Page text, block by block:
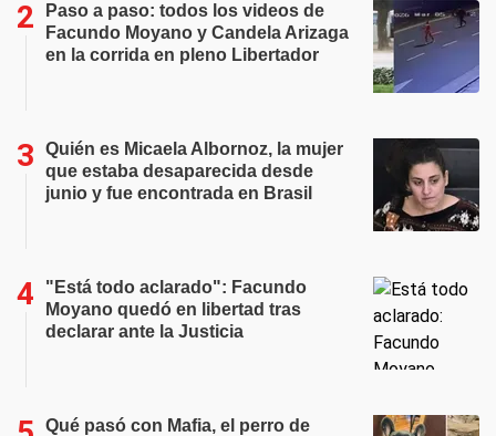
Paso a paso: todos los videos de
Facundo Moyano y Candela Arizaga
en la corrida en pleno Libertador
Quién es Micaela Albornoz, la mujer
que estaba desaparecida desde
junio y fue encontrada en Brasil
"Está todo aclarado": Facundo
Moyano quedó en libertad tras
declarar ante la Justicia
Qué pasó con Mafia, el perro de